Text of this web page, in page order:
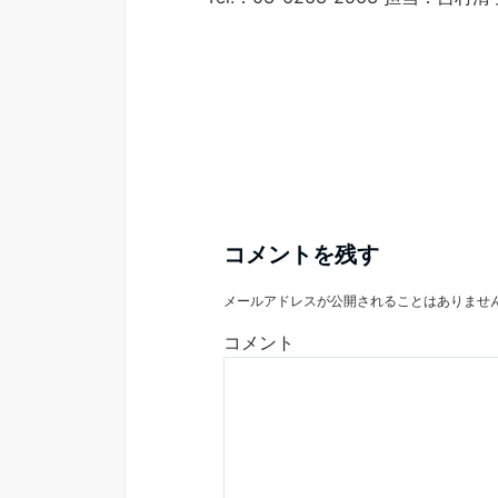
コメントを残す
メールアドレスが公開されることはありませ
コメント